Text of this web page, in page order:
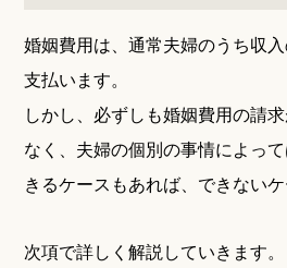
婚姻費用は、通常夫婦のうち収
支払います。
しかし、必ずしも婚姻費用の請
なく、夫婦の個別の事情によっ
きるケースもあれば、できないケ
次項で詳しく解説していきます。